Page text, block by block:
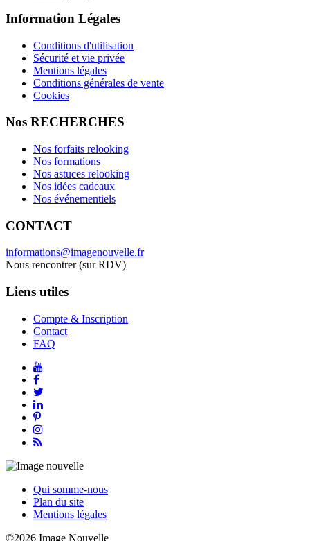
Information Légales
Conditions d'utilisation
Sécurité et vie privée
Mentions légales
Conditions générales de vente
Cookies
Nos RECHERCHES
Nos forfaits relooking
Nos formations
Nos astuces relooking
Nos idées cadeaux
Nos événementiels
CONTACT
informations@imagenouvelle.fr
Nous rencontrer (sur RDV)
Liens utiles
Compte & Inscription
Contact
FAQ
Qui somme-nous
Plan du site
Mentions légales
©2026 Image Nouvelle